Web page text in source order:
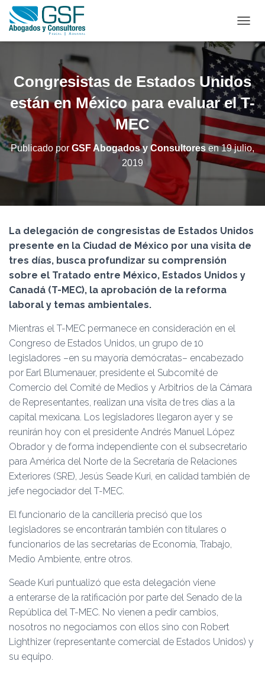
A
B
I
A
R
M
O
D
E
A
C
N
Congresistas de Estados Unidos
están en México para evaluar el T-
MEC
Publicado por GSF Abogados y Consultores en19 julio,
2019
La delegación de congresistas de Estados Unidos
presente en la Ciudad de México por una visita de
tres días, busca profundizar su comprensión
sobre el Tratado entre México, Estados Unidos y
Canadá (T-MEC), la aprobación de la reforma
laboral y temas ambientales.
Mientras el T-MEC permanece en consideración en el
Congreso de Estados Unidos, un grupo de 10
legisladores –en su mayoría demócratas– encabezado
por Earl Blumenauer, presidente el Subcomité de
Comercio del Comité de Medios y Arbitrios de la Cámara
de Representantes, realizan una visita de tres días a la
capital mexicana. Los legisladores llegaron ayer y se
reunirán hoy con el presidente Andrés Manuel López
Obrador y de forma independiente con el subsecretario
para América del Norte de la Secretaría de Relaciones
Exteriores (SRE), Jesús Seade Kuri, en calidad también de
jefe negociador del T-MEC.
El funcionario de la cancillería precisó que los
legisladores se encontrarán también con titulares o
funcionarios de las secretarías de Economía, Trabajo,
Medio Ambiente, entre otros.
Seade Kuri puntualizó que esta delegación viene
a enterarse de la ratificación por parte del Senado de la
República del T-MEC. No vienen a pedir cambios,
nosotros no negociamos con ellos sino con Robert
Lighthizer (representante comercial de Estados Unidos) y
su equipo.